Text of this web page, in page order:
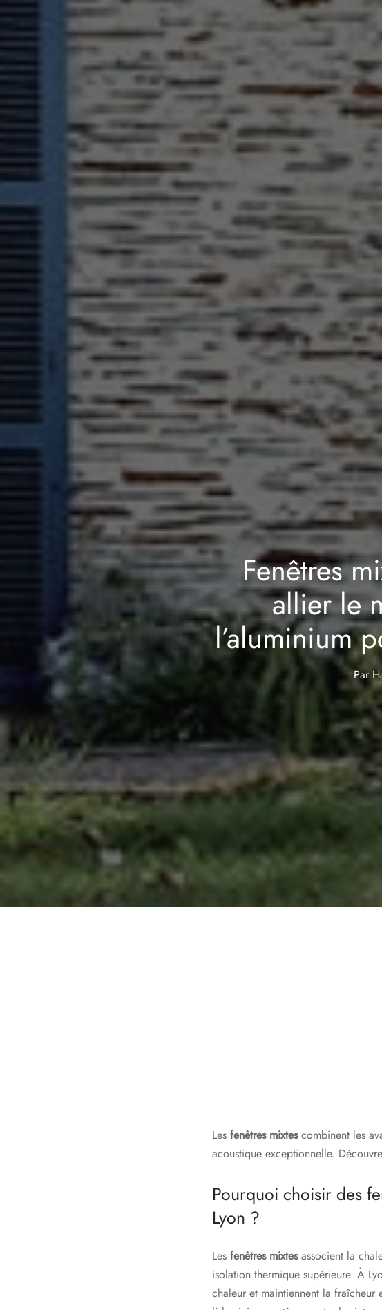
Fenêtres
allier le
l’aluminium
Par
Les fenêtres mixtescombinent les
acoustique exceptionnelle.
Pourquoi choisir des
Lyon ?
Les fenêtres mixtesassocient la
isolation thermique supérieure. À
chaleur et maintiennent la fraîcheur